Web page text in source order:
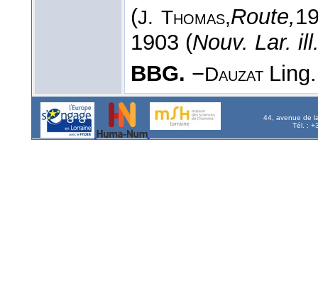
(J. Thomas,Route,
1903 (Nouv. Lar.
BBG. −Dauzat
44, avenue de
Tél. :